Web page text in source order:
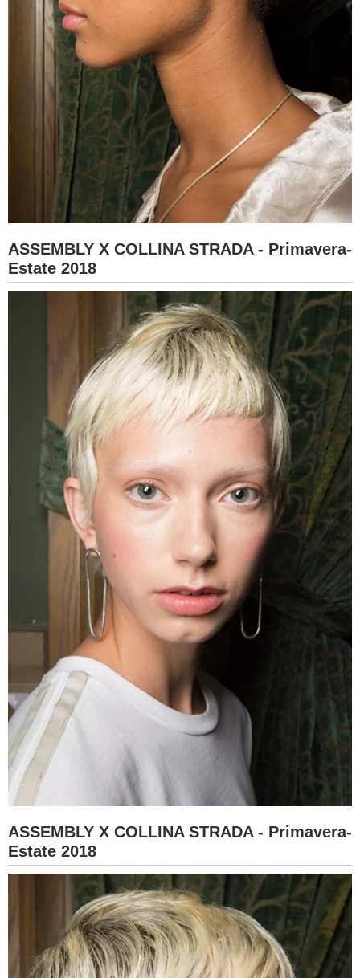
ASSEMBLY X COLLINA STRADA - Primavera-
Estate 2018
ASSEMBLY X COLLINA STRADA - Primavera-
Estate 2018